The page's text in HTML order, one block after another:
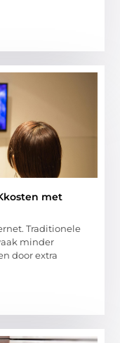
met
Traditionele
minder
door extra